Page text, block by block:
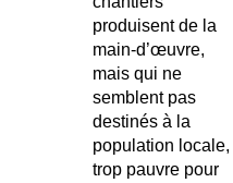
produisent de la
main-d’œuvre,
mais qui ne
semblent pas
destinés à la
population locale,
trop pauvre pour